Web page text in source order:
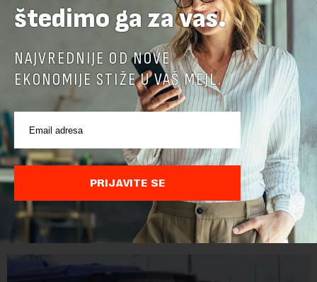
POVEZANI SADRŽAJI
štedimo ga za vas.
NAJVREDNIJE OD NOVE
EKONOMIJE STIŽE U VAŠ MEJL.
PRIJAVITE SE